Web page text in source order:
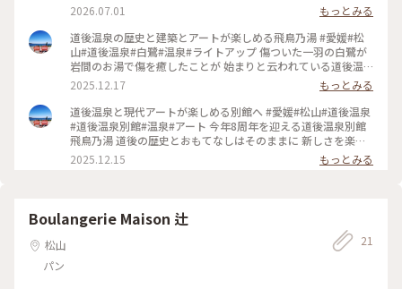
2026.07.01
もっとみる
道後温泉の歴史と建築とアートが楽しめる飛鳥乃湯 #愛媛#松
山#道後温泉#白鷺#温泉#ライトアップ 傷ついた一羽の白鷺が
岩間のお湯で傷を癒したことが 始まりと云われている道後温
泉 明治建築の本館より昔、飛鳥時代からのストーリーを つな
ぐ別館飛鳥乃湯 白鷺の物語が浴場なプロジェクションマッピ
ング 2階大広間の大きな絵図で描かれています。 飛鳥時代をイ
メージした建築に本館同様、白鷺さん 夕刻のライトアップも
きれい✨ 道後温泉は朝散歩、夕暮れ散歩、夜散歩が楽しめる
素敵な温泉街 高低差もあって色々な目線で楽しめました #muu
の道後さんぽ
2025.12.17
もっとみる
道後温泉と現代アートが楽しめる別館へ #愛媛#松山#道後温泉
#道後温泉別館#温泉#アート 今年8周年を迎える道後温泉別館
飛鳥乃湯 道後の歴史とおもてなしはそのままに 新しさを楽し
めました ・浴場で毎時0分〜ちょっとしたプロジェクションマ
ッピング ・1階、2階に伝統工芸の和紙を使ったアート作品 ・
2025.12.15 もっとみる
Boulangerie Maison 辻
松山
パン
21